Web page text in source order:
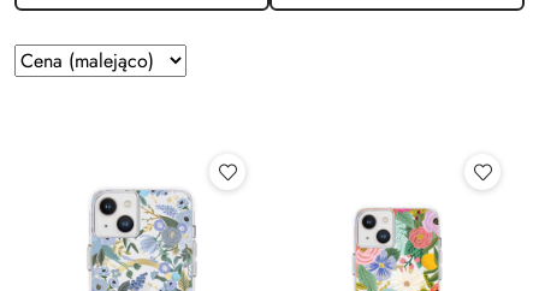
Zastosowano
sortowanie:
Sortuj
według